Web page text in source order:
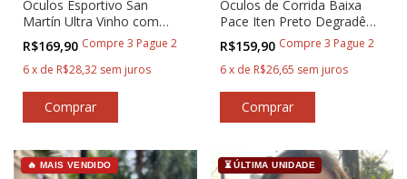
Óculos Esportivo San
Martín Ultra Vinho com
lente Rosa
R$169,90 Compre 3 Pague 2
6x de R$28,32 sem juros
Óculos de Corrida Baixa
Pace Iten Preto Degradê
com Lilás
R$159,90 Compre 3 Pague 2
6 x de R$26,65 sem juros
🔥 MAIS VENDIDO ⏳ ÚLTIMA UNIDADE